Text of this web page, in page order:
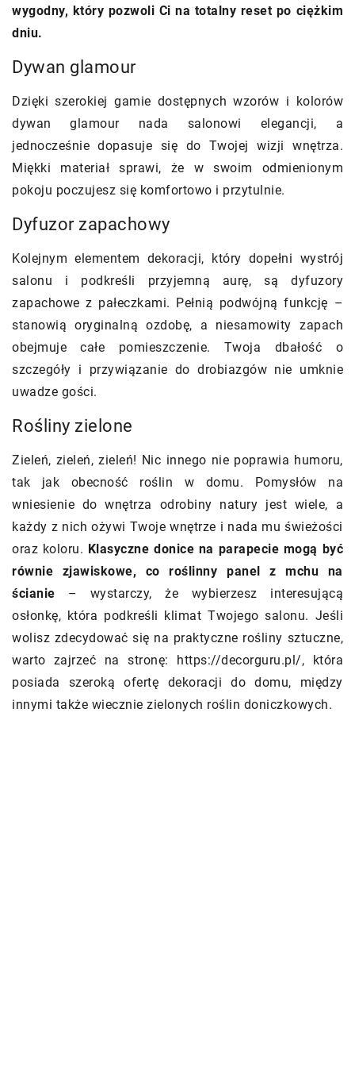
wygodny, który pozwoli Ci na totalny reset po ciężkim
dniu.
Dywan glamour
Dzięki szerokiej gamie dostępnych wzorów i kolorów
dywan glamournada salonowi elegancji, a
jednocześnie dopasuje się do Twojej wizji wnętrza.
Miękki materiał sprawi, że w swoim odmienionym
pokoju poczujesz się komfortowo i przytulnie.
Dyfuzor zapachowy
Kolejnym elementem dekoracji, który dopełni wystrój
salonu i podkreśli przyjemną aurę, są dyfuzory
zapachowe z pałeczkami. Pełnią podwójną funkcję –
stanowią oryginalną ozdobę, a niesamowity zapach
obejmuje całe pomieszczenie. Twoja dbałość o
szczegóły i przywiązanie do drobiazgów nie umknie
uwadze gości.
Rośliny zielone
Zieleń, zieleń, zieleń! Nic innego nie poprawia humoru,
tak jak obecność roślin w domu. Pomysłów na
wniesienie do wnętrza odrobiny natury jest wiele, a
każdy z nich ożywi Twoje wnętrze i nada mu świeżości
oraz koloru. Klasyczne donice na parapecie mogą być
równie zjawiskowe, co roślinny panel z mchu na
ścianie – wystarczy, że wybierzesz interesującą
osłonkę, która podkreśli klimat Twojego salonu. Jeśli
wolisz zdecydować się na praktyczne rośliny sztuczne,
warto zajrzeć na stronę: https://decorguru.pl/, która
posiada szeroką ofertę dekoracji do domu, między
innymi także wiecznie zielonych roślin doniczkowych.